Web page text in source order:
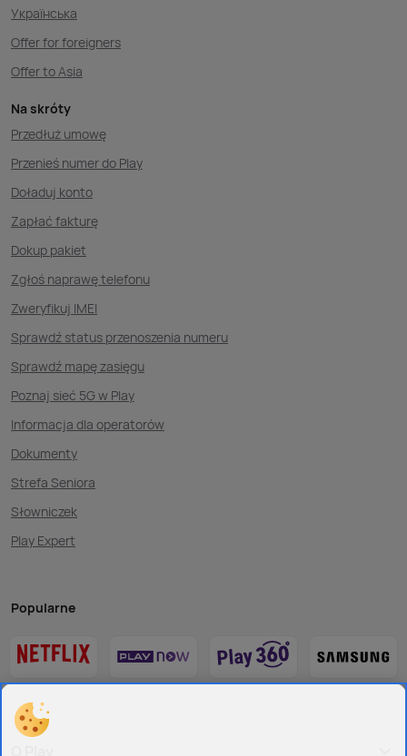
Українська
Offer for foreigners
Offer to Asia
Na skróty
Przedłuż umowę
Przenieś numer do Play
Doładuj konto
Zapłać fakturę
Dokup pakiet
Zgłoś naprawę telefonu
Zweryfikuj IMEI
Sprawdź status przenoszenia numeru
Sprawdź mapę zasięgu
Poznaj sieć 5G w Play
Informacja dla operatorów
Dokumenty
Strefa Seniora
Słowniczek
Play Expert
Popularne